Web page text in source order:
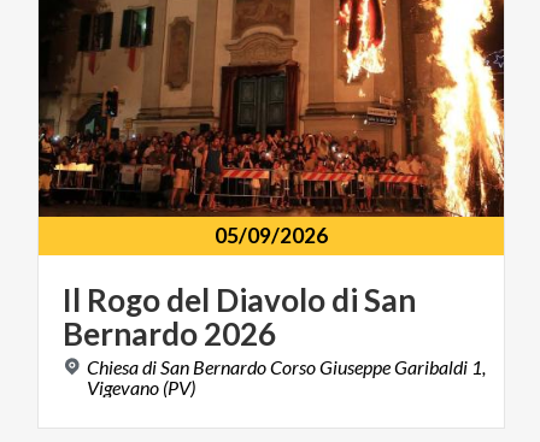
05/09/2026
Il Rogodel DiavolodiSan
Bernardo2026
Chiesa di San Bernardo Corso Giuseppe Garibaldi 1,
Vigevano (PV)